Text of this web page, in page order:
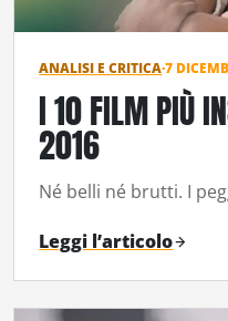
ANALISI E CRITICA·7
I 10 FILM PIÙ
2016
Né belli né brutti. I
Leggi l’articolo